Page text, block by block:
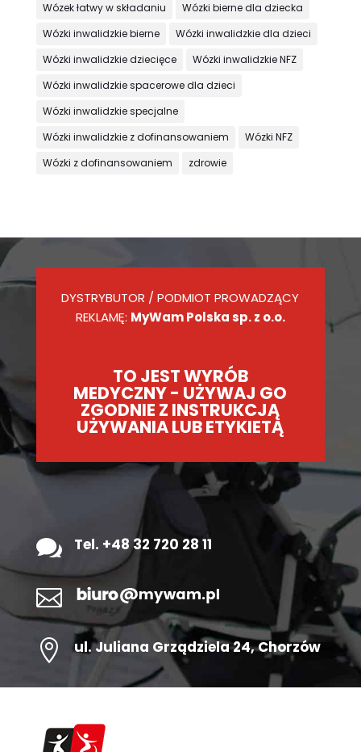
Wózek łatwy w składaniu
Wózki bierne dla dziecka
Wózki inwalidzkie bierne
Wózki inwalidzkie dla dzieci
Wózki inwalidzkie dziecięce
Wózki inwalidzkie NFZ
Wózki inwalidzkie spacerowe dla dzieci
Wózki inwalidzkie specjalne
Wózki inwalidzkie z dofinansowaniem
Wózki NFZ
Wózki z dofinansowaniem
zdrowie
DYSTRYBUTOR / PODMIOT PROWADZĄCY
REKLAMĘ: MyWam Polska sp. z o.o.
TO JEST WYRÓB
MEDYCZNY - UŻYWAJ GO
ZGODNIE Z INSTRUKCJĄ
UŻYWANIA LUB ETYKIETĄ
 Tel. +48 32 720 28 11

 ul.Juliana Grządziela 24, Chorzów